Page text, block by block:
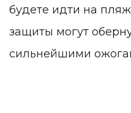
будете идти на
защиты могут
сильнейшими